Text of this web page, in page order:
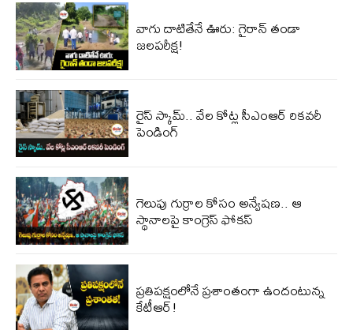
వాగు దాటితేనే ఊరు: గైరాన్ తండా
జలపరీక్ష!
రైస్ స్కామ్.. వేల కోట్ల‌ సీఎంఆర్ రికవరీ
పెండింగ్
గెలుపు గుర్రాల కోసం అన్వేషణ.. ఆ
స్థానాలపై కాంగ్రెస్ ఫోకస్
ప్ర‌తిప‌క్షంలోనే ప్ర‌శాంతంగా ఉందంటున్న
కేటీఆర్!